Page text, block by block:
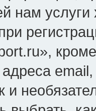
нам
и